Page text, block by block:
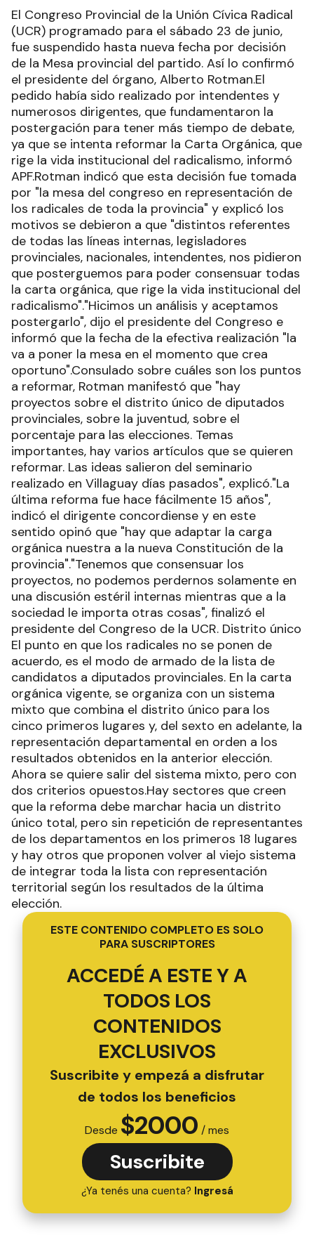
El Congreso Provincial de la Unión Cívica Radical
(UCR) programado para el sábado 23 de junio,
fue suspendido hasta nueva fecha por decisión
de la Mesa provincial del partido. Así lo confirmó
el presidente del órgano, Alberto Rotman.El
pedido había sido realizado por intendentes y
numerosos dirigentes, que fundamentaron la
postergación para tener más tiempo de debate,
ya que se intenta reformar la Carta Orgánica, que
rige la vida institucional del radicalismo, informó
APF.Rotman indicó que esta decisión fue tomada
por "la mesa del congreso en representación de
los radicales de toda la provincia" y explicó los
motivos se debieron a que "distintos referentes
de todas las líneas internas, legisladores
provinciales, nacionales, intendentes, nos pidieron
que posterguemos para poder consensuar todas
la carta orgánica, que rige la vida institucional del
radicalismo"."Hicimos un análisis y aceptamos
postergarlo", dijo el presidente del Congreso e
informó que la fecha de la efectiva realización "la
va a poner la mesa en el momento que crea
oportuno".Consulado sobre cuáles son los puntos
a reformar, Rotman manifestó que "hay
proyectos sobre el distrito único de diputados
provinciales, sobre la juventud, sobre el
porcentaje para las elecciones. Temas
importantes, hay varios artículos que se quieren
reformar. Las ideas salieron del seminario
realizado en Villaguay días pasados", explicó."La
última reforma fue hace fácilmente 15 años",
indicó el dirigente concordiense y en este
sentido opinó que "hay que adaptar la carga
orgánica nuestra a la nueva Constitución de la
provincia"."Tenemos que consensuar los
proyectos, no podemos perdernos solamente en
una discusión estéril internas mientras que a la
sociedad le importa otras cosas", finalizó el
presidente del Congreso de la UCR. Distrito único
El punto en que los radicales no se ponen de
acuerdo, es el modo de armado de la lista de
candidatos a diputados provinciales. En la carta
orgánica vigente, se organiza con un sistema
mixto que combina el distrito único para los
cinco primeros lugares y, del sexto en adelante, la
representación departamental en orden a los
resultados obtenidos en la anterior elección.
Ahora se quiere salir del sistema mixto, pero con
dos criterios opuestos.Hay sectores que creen
que la reforma debe marchar hacia un distrito
único total, pero sin repetición de representantes
de los departamentos en los primeros 18 lugares
y hay otros que proponen volver al viejo sistema
de integrar toda la lista con representación
territorial según los resultados de la última
elección.
ESTE CONTENIDO COMPLETO ES SOLO
PARA SUSCRIPTORES
ACCEDÉ A ESTE Y A
TODOS LOS
CONTENIDOS
EXCLUSIVOS
Suscribite y empezá a disfrutar
de todos los beneficios
Desde $2000 / mes
Suscribite
¿Ya tenés una cuenta? Ingresá